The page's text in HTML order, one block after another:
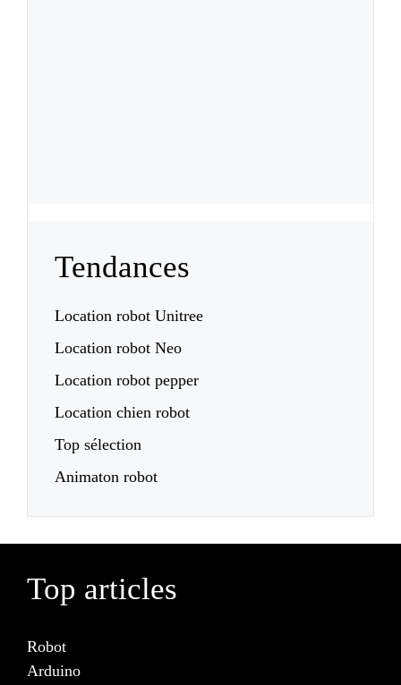
Tendances
Location robot Unitree
Location robot Neo
Location robot pepper
Location chien robot
Top sélection
Animaton robot
Top articles
Robot
Arduino